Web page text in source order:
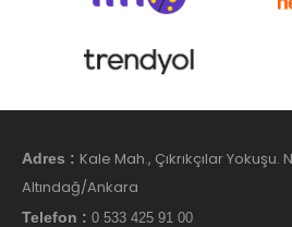
Adres : Kale Mah., Çıkrıkçılar Yokuşu.
Altındağ/Ankara
Telefon : 0 533 425 91 00